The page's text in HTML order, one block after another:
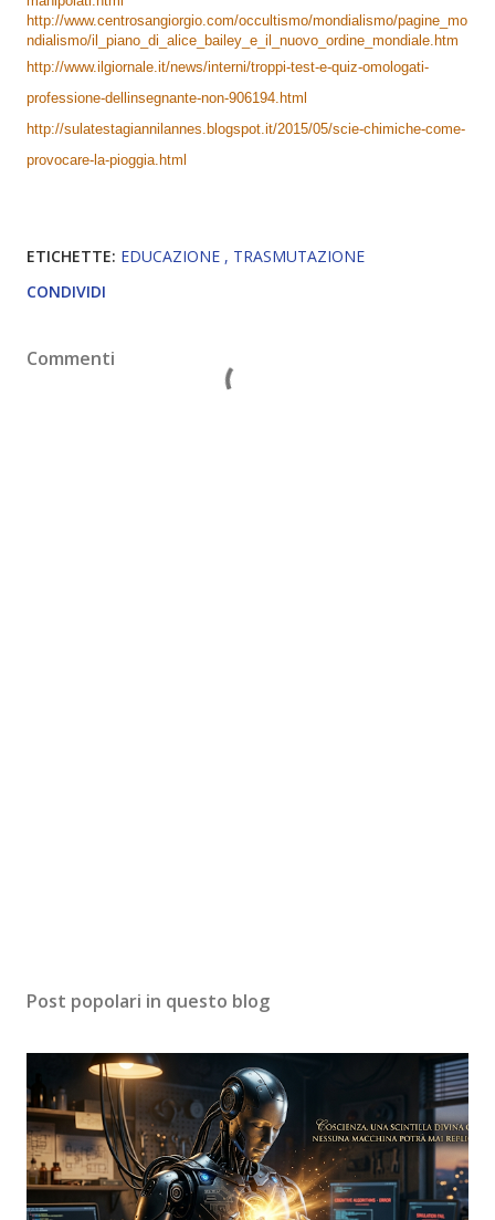
http://www.centrosangiorgio.com/occultismo/mondialismo/pagine_mo
ndialismo/il_piano_di_alice_bailey_e_il_nuovo_ordine_mondiale.htm
http://www.ilgiornale.it/news/interni/troppi-test-e-quiz-omologati-
professione-dellinsegnante-non-906194.html
http://sulatestagiannilannes.blogspot.it/2015/05/scie-chimiche-come-
provocare-la-pioggia.html
ETICHETTE: EDUCAZIONE
TRASMUTAZIONE
CONDIVIDI
Commenti
Post popolari in questo blog